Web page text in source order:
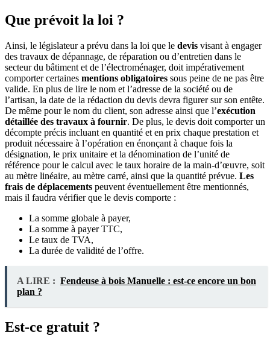
Que prévoit la loi ?
Ainsi, le législateur a prévu dans la loi que le devis visant à engager
des travaux de dépannage, de réparation ou d’entretien dans le
secteur du bâtiment et de l’électroménager, doit impérativement
comporter certaines mentions obligatoires sous peine de ne pas être
valide. En plus de lire le nom et l’adresse de la société ou de
l’artisan, la date de la rédaction du devis devra figurer sur son entête.
De même pour le nom du client, son adresse ainsi que l’exécution
détaillée des travaux à fournir. De plus, le devis doit comporter un
décompte précis incluant en quantité et en prix chaque prestation et
produit nécessaire à l’opération en énonçant à chaque fois la
désignation, le prix unitaire et la dénomination de l’unité de
référence pour le calcul avec le taux horaire de la main-d’œuvre, soit
au mètre linéaire, au mètre carré, ainsi que la quantité prévue. Les
frais de déplacements peuvent éventuellement être mentionnés,
mais il faudra vérifier que le devis comporte :
La somme globale à payer,
La somme à payer TTC,
Le taux de TVA,
La durée de validité de l’offre.
A LIRE : Fendeuse à bois Manuelle : est-ce encore un bon
plan ?
Est-ce gratuit ?